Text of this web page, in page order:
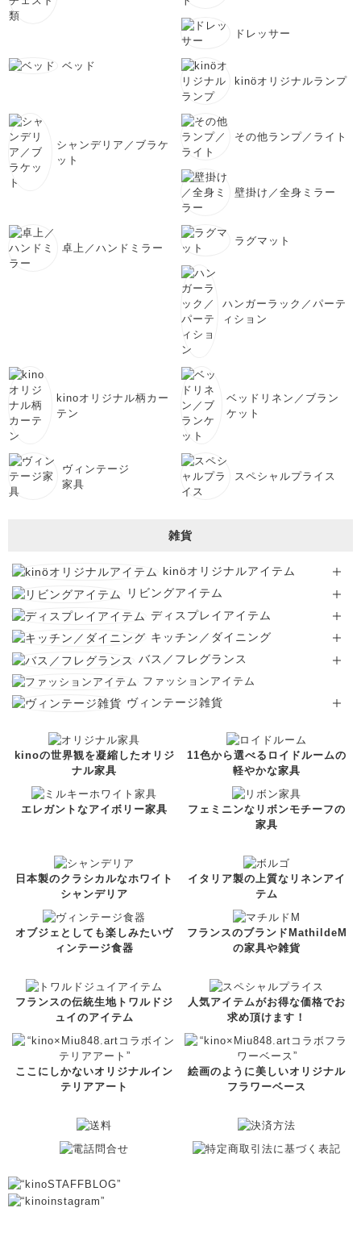
ドレッサー
ベッド
kinöオリジナルランプ
シャンデリア／ブラケ
ット
その他ランプ／ライト
壁掛け／全身ミラー
卓上／ハンドミラー
ラグマット
ハンガーラック／パーテ
ィション
kinoオリジナル柄カー
テン
ベッドリネン／ブラン
ケット
ヴィンテージ
家具
スペシャルプライス
雑貨
kinöオリジナルアイテム
リビングアイテム
ディスプレイアイテム
キッチン／ダイニング
バス／フレグランス
ファッションアイテム
ヴィンテージ雑貨
kinoの世界観を凝縮したオリジ
ナル家具
11色から選べるロイドルームの
軽やかな家具
エレガントなアイボリー家具
フェミニンなリボンモチーフの
家具
日本製のクラシカルなホワイト
シャンデリア
イタリア製の上質なリネンアイ
テム
オブジェとしても楽しみたいヴ
ィンテージ食器
フランスのブランドMathildeM
の家具や雑貨
フランスの伝統生地トワルドジ
ュイのアイテム
人気アイテムがお得な価格でお
求め頂けます！
ここにしかないオリジナルイン
テリアアート
絵画のように美しいオリジナル
フラワーベース